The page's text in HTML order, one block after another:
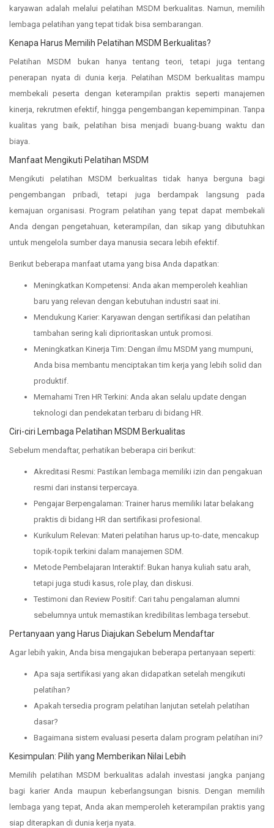
karyawan adalah melalui pelatihan MSDM berkualitas. Namun, memilih
lembaga pelatihan yang tepat tidak bisa sembarangan.
Kenapa Harus Memilih Pelatihan MSDM Berkualitas?
Pelatihan MSDM bukan hanya tentang teori, tetapi juga tentang
penerapan nyata di dunia kerja. Pelatihan MSDM berkualitas mampu
membekali peserta dengan keterampilan praktis seperti manajemen
kinerja, rekrutmen efektif, hingga pengembangan kepemimpinan. Tanpa
kualitas yang baik, pelatihan bisa menjadi buang-buang waktu dan
biaya.
Manfaat Mengikuti Pelatihan MSDM
Mengikuti pelatihan MSDM berkualitas tidak hanya berguna bagi
pengembangan pribadi, tetapi juga berdampak langsung pada
kemajuan organisasi. Program pelatihan yang tepat dapat membekali
Anda dengan pengetahuan, keterampilan, dan sikap yang dibutuhkan
untuk mengelola sumber daya manusia secara lebih efektif.
Berikut beberapa manfaat utama yang bisa Anda dapatkan:
Meningkatkan Kompetensi: Anda akan memperoleh keahlian
baru yang relevan dengan kebutuhan industri saat ini.
Mendukung Karier: Karyawan dengan sertifikasi dan pelatihan
tambahan sering kali diprioritaskan untuk promosi.
Meningkatkan Kinerja Tim: Dengan ilmu MSDM yang mumpuni,
Anda bisa membantu menciptakan tim kerja yang lebih solid dan
produktif.
Memahami Tren HR Terkini: Anda akan selalu update dengan
teknologi dan pendekatan terbaru di bidang HR.
Ciri-ciri Lembaga Pelatihan MSDM Berkualitas
Sebelum mendaftar, perhatikan beberapa ciri berikut:
Akreditasi Resmi: Pastikan lembaga memiliki izin dan pengakuan
resmi dari instansi terpercaya.
Pengajar Berpengalaman: Trainer harus memiliki latar belakang
praktis di bidang HR dan sertifikasi profesional.
Kurikulum Relevan: Materi pelatihan harus up-to-date, mencakup
topik-topik terkini dalam manajemen SDM.
Metode Pembelajaran Interaktif: Bukan hanya kuliah satu arah,
tetapi juga studi kasus, role play, dan diskusi.
Testimoni dan Review Positif: Cari tahu pengalaman alumni
sebelumnya untuk memastikan kredibilitas lembaga tersebut.
Pertanyaan yang Harus Diajukan Sebelum Mendaftar
Agar lebih yakin, Anda bisa mengajukan beberapa pertanyaan seperti:
Apa saja sertifikasi yang akan didapatkan setelah mengikuti
pelatihan?
Apakah tersedia program pelatihan lanjutan setelah pelatihan
dasar?
Bagaimana sistem evaluasi peserta dalam program pelatihan ini?
Kesimpulan: Pilih yang Memberikan Nilai Lebih
Memilih pelatihan MSDM berkualitas adalah investasi jangka panjang
bagi karier Anda maupun keberlangsungan bisnis. Dengan memilih
lembaga yang tepat, Anda akan memperoleh keterampilan praktis yang
siap diterapkan di dunia kerja nyata.